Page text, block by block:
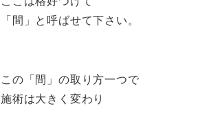
「間」と呼ばせて下さい。
この「間」の取り方一つで
施術は大きく変わり